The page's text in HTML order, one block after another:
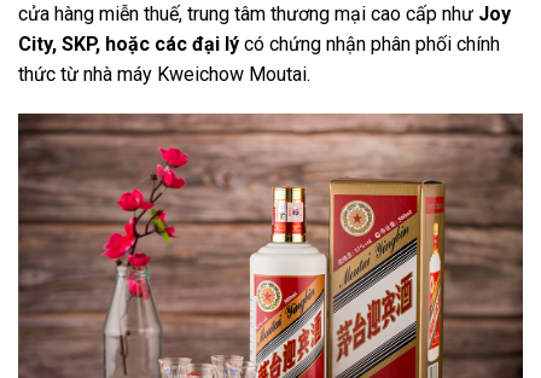
cửa hàng miễn thuế, trung tâm thương mại cao cấp như Joy
City, SKP, hoặc các đại lý có chứng nhận phân phối chính
thức từ nhà máy Kweichow Moutai.